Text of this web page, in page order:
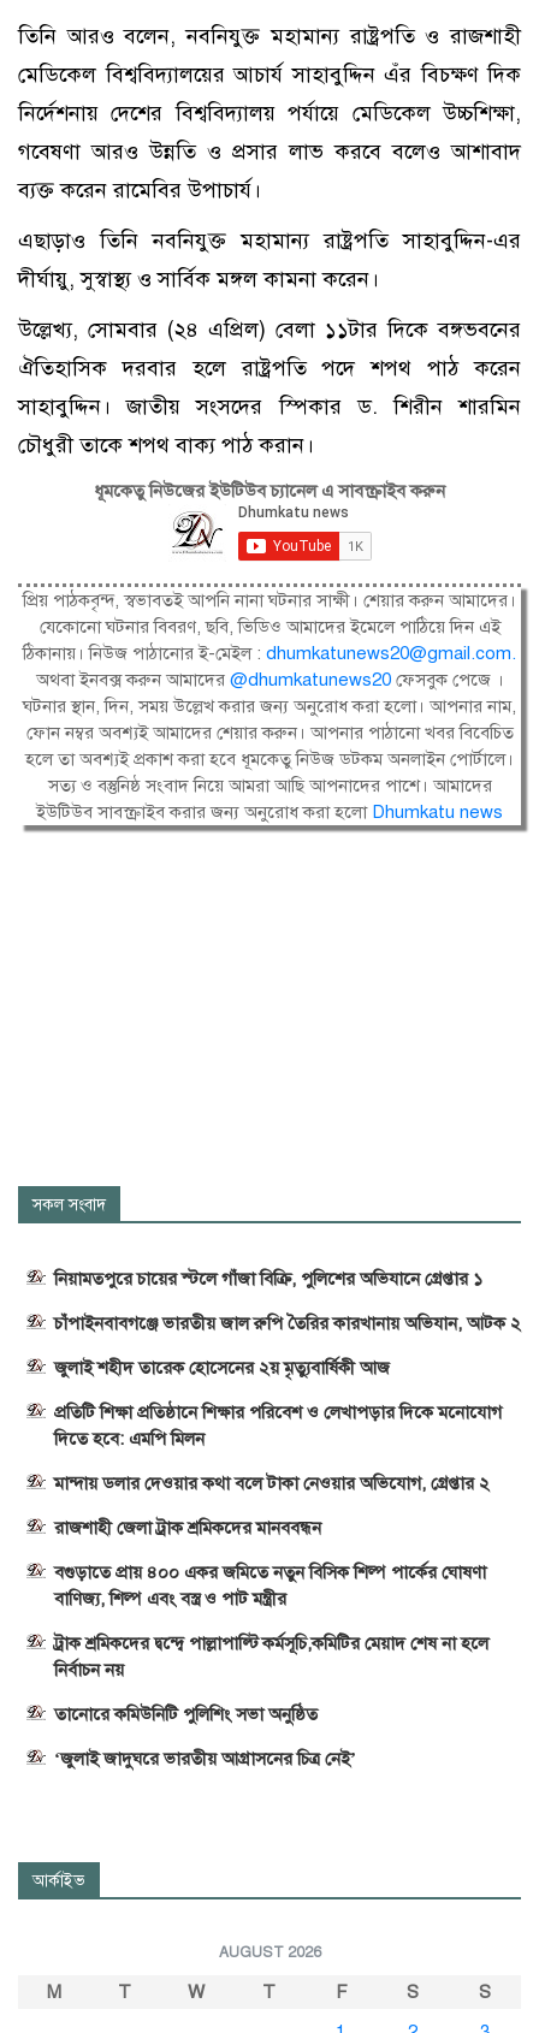
তিনি আরও বলেন, নবনিযুক্ত মহামান্য রাষ্ট্রপতি ও রাজশাহী
মেডিকেল বিশ্ববিদ্যালয়ের আচার্য সাহাবুদ্দিন এঁর বিচক্ষণ দিক
নির্দেশনায় দেশের বিশ্ববিদ্যালয় পর্যায়ে মেডিকেল উচ্চশিক্ষা,
গবেষণা আরও উন্নতি ও প্রসার লাভ করবে বলেও আশাবাদ
ব্যক্ত করেন রামেবির উপাচার্য।
এছাড়াও তিনি নবনিযুক্ত মহামান্য রাষ্ট্রপতি সাহাবুদ্দিন-এর
দীর্ঘায়ু, সুস্বাস্থ্য ও সার্বিক মঙ্গল কামনা করেন।
উল্লেখ্য, সোমবার (২৪ এপ্রিল) বেলা ১১টার দিকে বঙ্গভবনের
ঐতিহাসিক দরবার হলে রাষ্ট্রপতি পদে শপথ পাঠ করেন
সাহাবুদ্দিন। জাতীয় সংসদের স্পিকার ড. শিরীন শারমিন
চৌধুরী তাকে শপথ বাক্য পাঠ করান।
ধূমকেতু নিউজের ইউটিউব চ্যানেল এ সাবস্ক্রাইব করুন
প্রিয় পাঠকবৃন্দ, স্বভাবতই আপনি নানা ঘটনার সাক্ষী। শেয়ার করুন আমাদের।
যেকোনো ঘটনার বিবরণ, ছবি, ভিডিও আমাদের ইমেলে পাঠিয়ে দিন এই
ঠিকানায়। নিউজ পাঠানোর ই-মেইল : dhumkatunews20@gmail.com.
অথবা ইনবক্স করুন আমাদের@dhumkatunews20 ফেসবুক পেজে ।
ঘটনার স্থান, দিন, সময় উল্লেখ করার জন্য অনুরোধ করা হলো। আপনার নাম,
ফোন নম্বর অবশ্যই আমাদের শেয়ার করুন। আপনার পাঠানো খবর বিবেচিত
হলে তা অবশ্যই প্রকাশ করা হবে ধূমকেতু নিউজ ডটকম অনলাইন পোর্টালে।
সত্য ও বস্তুনিষ্ঠ সংবাদ নিয়ে আমরা আছি আপনাদের পাশে। আমাদের
ইউটিউব সাবস্ক্রাইব করার জন্য অনুরোধ করা হলো Dhumkatu news
সকল সংবাদ
নিয়ামতপুরে চায়ের স্টলে গাঁজা বিক্রি, পুলিশের অভিযানে গ্রেপ্তার ১
চাঁপাইনবাবগঞ্জে ভারতীয় জাল রুপি তৈরির কারখানায় অভিযান, আটক ২
জুলাই শহীদ তারেক হোসেনের ২য় মৃত্যুবার্ষিকী আজ
প্রতিটি শিক্ষা প্রতিষ্ঠানে শিক্ষার পরিবেশ ও লেখাপড়ার দিকে মনোযোগ
দিতে হবে: এমপি মিলন
মান্দায় ডলার দেওয়ার কথা বলে টাকা নেওয়ার অভিযোগ, গ্রেপ্তার ২
রাজশাহী জেলা ট্রাক শ্রমিকদের মানববন্ধন
বগুড়াতে প্রায় ৪০০ একর জমিতে নতুন বিসিক শিল্প পার্কের ঘোষণা
বাণিজ্য, শিল্প এবং বস্ত্র ও পাট মন্ত্রীর
ট্রাক শ্রমিকদের দ্বন্দ্বে পাল্লাপাল্টি কর্মসূচি,কমিটির মেয়াদ শেষ না হলে
নির্বাচন নয়
তানোরে কমিউনিটি পুলিশিং সভা অনুষ্ঠিত
‘জুলাই জাদুঘরে ভারতীয় আগ্রাসনের চিত্র নেই’
আর্কাইভ
AUGUST 2026
M T W T F S
S